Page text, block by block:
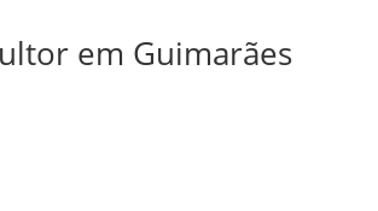
em Guimarães